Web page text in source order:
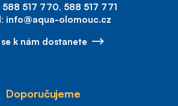
588 517 770, 588 517 771
info@aqua-olomouc.cz
k nám dostanete
Doporučujeme